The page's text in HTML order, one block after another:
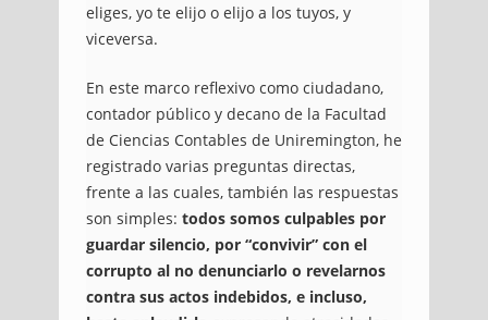
eliges, yo te elijo o elijo a los tuyos, y
viceversa.
En este marco reflexivo como ciudadano,
contador público y decano de la Facultad
de Ciencias Contables de Uniremington, he
registrado varias preguntas directas,
frente a las cuales, también las respuestas
son simples: todos somos culpables por
guardar silencio, por “convivir” con el
corrupto al no denunciarlo o revelarnos
contra sus actos indebidos, e incluso,